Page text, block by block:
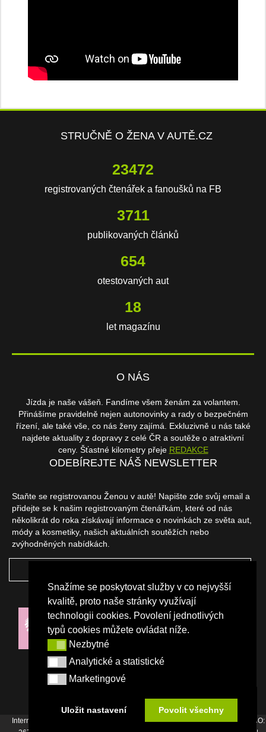
Snažíme se poskytovat služby v co nejvyšší
kvalitě, proto naše stránky využívají
technologii cookies. Povolení jednotlivých
typů cookies můžete ovládat níže.
NezbytnéNezbytné
Analytické a statistické
Analytické a statistické
Marketingové
Marketingové
Uložit nastavení Povolit všechny
STRUČNĚ O ŽENA V AUTĚ.CZ
23472
registrovaných čtenářek a fanoušků na FB
3711
publikovaných článků
654
otestovaných aut
18
let magazínu
O NÁS
Jízda je naše vášeň. Fandíme všem ženám za volantem.
Přinášíme pravidelně nejen autonovinky a rady o bezpečném
řízení, ale také vše, co nás ženy zajímá. Exkluzivně u nás také
najdete aktuality z dopravy z celé ČR a soutěže o atraktivní
ceny. Šťastné kilometry přeje REDAKCE
ODEBÍREJTE NÁŠ NEWSLETTER
Staňte se registrovanou Ženou v autě! Napište zde svůj email a
přidejte se k našim registrovaným čtenářkám, které od nás
několikrát do roka získávají informace o novinkách ze světa aut,
módy a kosmetiky, našich aktuálních soutěžích nebo
zvýhodněných nabídkách.
NAŠI PARTNEŘI
Internetový magazín Žena v autě vydává vydavatelství Srdce Evropy s.r.o., IČO: